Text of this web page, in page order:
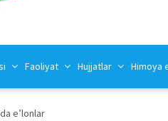
Faoliyat Hujjatlar Himoya
e’lonlar